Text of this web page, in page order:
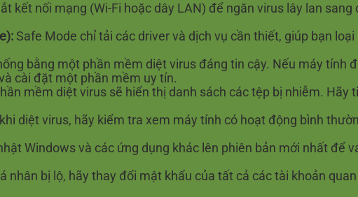
kết nối mạng (Wi-Fi hoặc dây LAN) để ngăn virus lây lan
Safe Mode chỉ tải các driver và dịch vụ cần thiết, giúp bạn
bằng một phần mềm diệt virus đáng tin cậy. Nếu máy tính
cài đặt một phần mềm uy tín.
mềm diệt virus sẽ hiển thị danh sách các tệp bị nhiễm. Hãy
diệt virus, hãy kiểm tra xem máy tính có hoạt động bình
Windows và các ứng dụng khác lên phiên bản mới nhất để
nhân bị lộ, hãy thay đổi mật khẩu của tất cả các tài khoản